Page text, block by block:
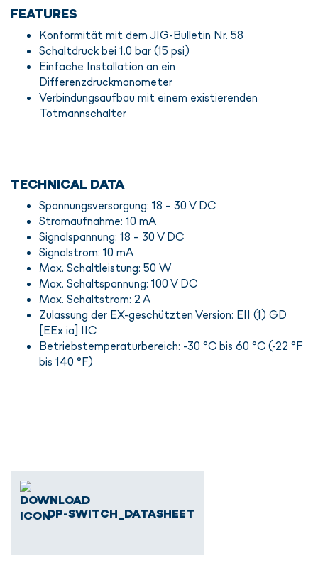
FEATURES
Konformität mit dem JIG-Bulletin Nr. 58
Schaltdruck bei 1.0 bar (15 psi)
Einfache Installation an ein
Differenzdruckmanometer
Verbindungsaufbau mit einem existierenden
Totmannschalter
TECHNICAL DATA
Spannungsversorgung: 18 - 30 V DC
Stromaufnahme: 10 mA
Signalspannung: 18 - 30 V DC
Signalstrom: 10 mA
Max. Schaltleistung: 50 W
Max. Schaltspannung: 100 V DC
Max. Schaltstrom: 2 A
Zulassung der EX-geschützten Version: EII (1) GD
[EEx ia] IIC
Betriebstemperaturbereich: -30 °C bis 60 °C (-22 °F
bis 140 °F)
DP-SWITCH_DATASHEET